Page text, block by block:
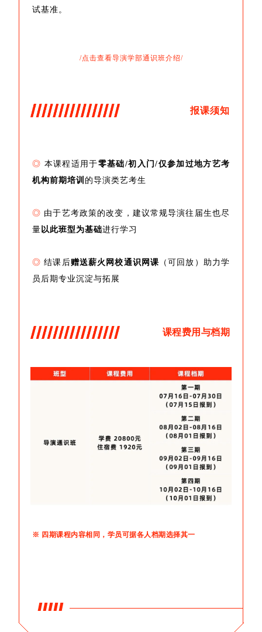
试基准。
/点击查看导演学部通识班介绍/
报课须知
◎ 本课程适用于零基础/初入门/仅参加过地方艺考
机构前期培训 的导演类艺考生
◎ 由于艺考政策的改变，建议常规导演往届生也尽
量 以此班型为基础进行学习
◎ 结课后赠送薪火网校通识网课 （可回放）助力学
员后期专业沉淀与拓展
课程费用与档期
※ 四期课程内容相同，学员可据各人档期选择其一